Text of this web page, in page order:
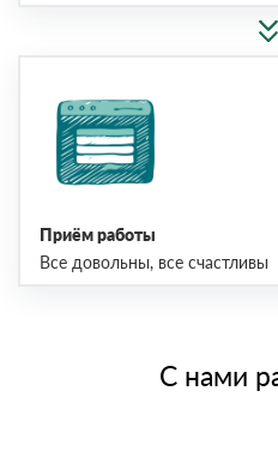
Приём работы
Все довольны, все счастливы
С нами